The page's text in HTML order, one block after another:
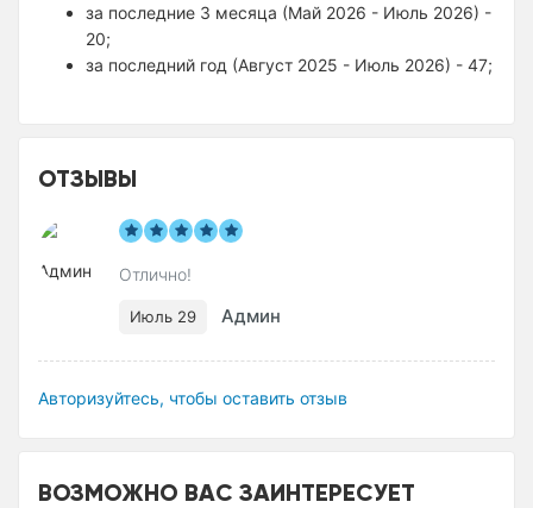
за последние 3 месяца (Май 2026 - Июль 2026) -
20;
за последний год (Август 2025 - Июль 2026) - 47;
ОТЗЫВЫ
Отлично!
Июль 29 Админ
Авторизуйтесь, чтобы оставить отзыв
ВОЗМОЖНО ВАС ЗАИНТЕРЕСУЕТ